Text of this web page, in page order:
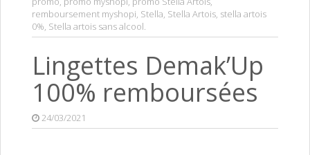
remboursement myshopi, Stella, Stella Artois, stella artois
0%, Stella artois sans alcool.
Lingettes Demak’Up
100% remboursées
24/03/2021